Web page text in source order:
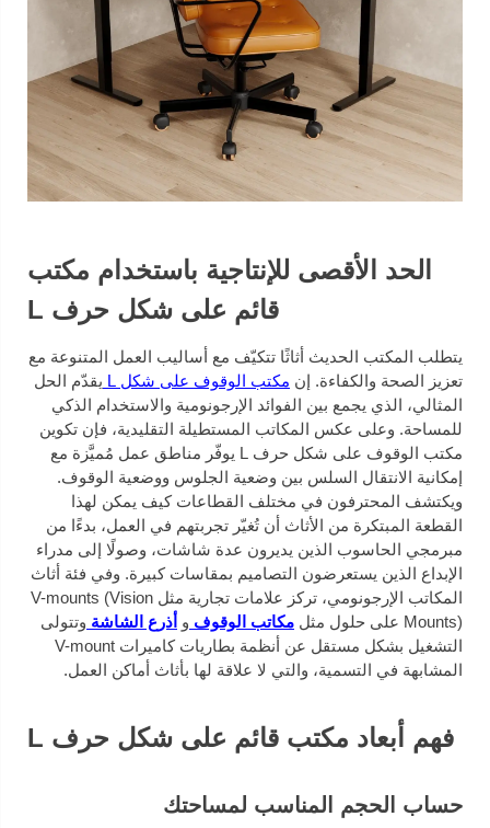
الحد الأقصى للإنتاجية باستخدام مكتب
قائم على شكل حرف L
يتطلب المكتب الحديث أثاثًا تتكيّف مع أساليب العمل المتنوعة مع
تعزيز الصحة والكفاءة. إن مكتب الوقوف على شكل L
يقدّم الحل
المثالي، الذي يجمع بين الفوائد الإرجونومية والاستخدام الذكي
للمساحة. وعلى عكس المكاتب المستطيلة التقليدية، فإن تكوين
مكتب الوقوف على شكل حرف L يوفّر مناطق عمل مُميَّزة مع
إمكانية الانتقال السلس بين وضعية الجلوس ووضعية الوقوف.
ويكتشف المحترفون في مختلف القطاعات كيف يمكن لهذا
القطعة المبتكرة من الأثاث أن تُغيّر تجربتهم في العمل، بدءًا من
مبرمجي الحاسوب الذين يديرون عدة شاشات، وصولًا إلى مدراء
الإبداع الذين يستعرضون التصاميم بمقاسات كبيرة. وفي فئة أثاث
المكاتب الإرجونومي، تركز علامات تجارية مثل V-mounts (Vision
Mounts) على حلول مثل
مكاتب الوقوف و أذرع الشاشة وتتولى
التشغيل بشكل مستقل عن أنظمة بطاريات كاميرات V-mount
المشابهة في التسمية، والتي لا علاقة لها بأثاث أماكن العمل.
فهم أبعاد مكتب قائم على شكل حرف L
حساب الحجم المناسب لمساحتك